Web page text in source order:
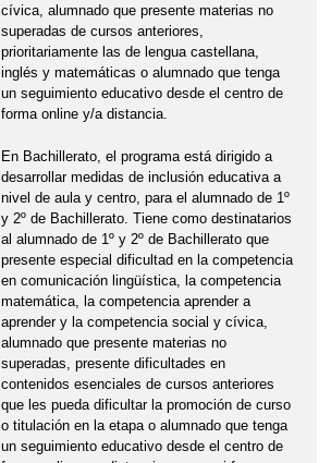
cívica, alumnado que presente materias no
superadas de cursos anteriores,
prioritariamente las de lengua castellana,
inglés y matemáticas o alumnado que tenga
un seguimiento educativo desde el centro de
forma online y/a distancia.
En Bachillerato, el programa está dirigido a
desarrollar medidas de inclusión educativa a
nivel de aula y centro, para el alumnado de 1º
y 2º de Bachillerato. Tiene como destinatarios
al alumnado de 1º y 2º de Bachillerato que
presente especial dificultad en la competencia
en comunicación lingüística, la competencia
matemática, la competencia aprender a
aprender y la competencia social y cívica,
alumnado que presente materias no
superadas, presente dificultades en
contenidos esenciales de cursos anteriores
que les pueda dificultar la promoción de curso
o titulación en la etapa o alumnado que tenga
un seguimiento educativo desde el centro de